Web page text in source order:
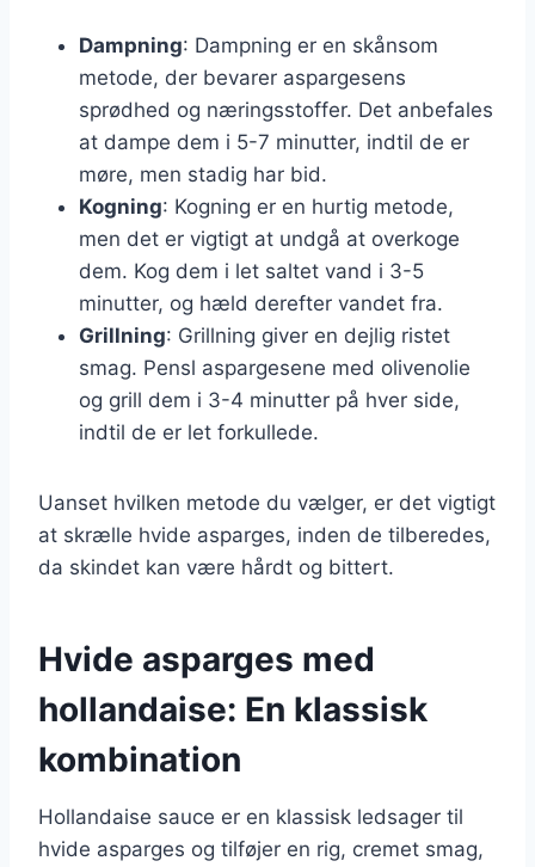
Dampning: Dampning er en skånsom
metode, der bevarer aspargesens
sprødhed og næringsstoffer. Det anbefales
at dampe dem i 5-7 minutter, indtil de er
møre, men stadig har bid.
Kogning: Kogning er en hurtig metode,
men det er vigtigt at undgå at overkoge
dem. Kog dem i let saltet vand i 3-5
minutter, og hæld derefter vandet fra.
Grillning: Grillning giver en dejlig ristet
smag. Pensl aspargesene med olivenolie
og grill dem i 3-4 minutter på hver side,
indtil de er let forkullede.
Uanset hvilken metode du vælger, er det vigtigt
at skrælle hvide asparges, inden de tilberedes,
da skindet kan være hårdt og bittert.
Hvide asparges med
hollandaise: En klassisk
kombination
Hollandaise sauce er en klassisk ledsager til
hvide asparges og tilføjer en rig, cremet smag,